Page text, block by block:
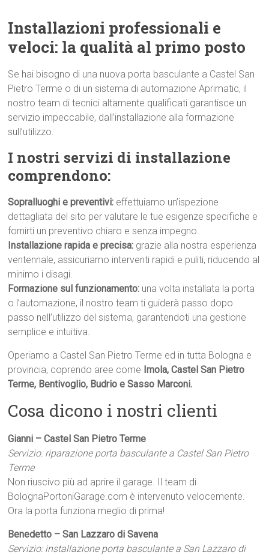
Installazioni professionali e
veloci: la qualità al primo posto
Se hai bisogno di una nuova porta basculante a Castel San
Pietro Terme o di un sistema di automazione Aprimatic, il
nostro team di tecnici altamente qualificati garantisce un
servizio impeccabile, dall’installazione alla formazione
sull’utilizzo.
I nostri servizi di installazione
comprendono:
Sopralluoghi e preventivi: effettuiamo un’ispezione
dettagliata del sito per valutare le tue esigenze specifiche e
fornirti un preventivo chiaro e senza impegno.
Installazione rapida e precisa: grazie alla nostra esperienza
ventennale, assicuriamo interventi rapidi e puliti, riducendo al
minimo i disagi.
Formazione sul funzionamento: una volta installata la porta
o l’automazione, il nostro team ti guiderà passo dopo
passo nell’utilizzo del sistema, garantendoti una gestione
semplice e intuitiva.
Operiamo a Castel San Pietro Terme ed in tutta Bologna e
provincia, coprendo aree come Imola, Castel San Pietro
Terme, Bentivoglio, Budrio e Sasso Marconi.
Cosa dicono i nostri clienti
Gianni – Castel San Pietro Terme
Servizio: riparazione porta basculante a Castel San Pietro
Terme
Non riuscivo più ad aprire il garage. Il team di
BolognaPortoniGarage.com è intervenuto velocemente.
Ora la porta funziona meglio di prima!
Benedetto – San Lazzaro di Savena
Servizio: installazione porta basculante a San Lazzaro di